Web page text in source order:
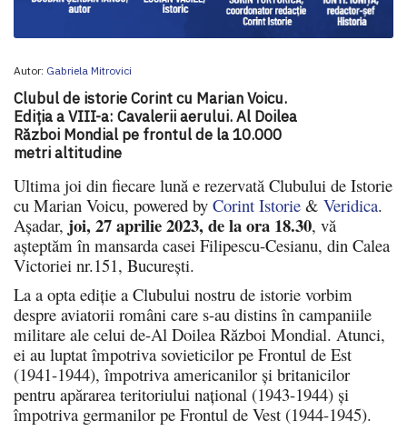
Autor: Gabriela Mitrovici
Clubul de istorie Corint cu Marian Voicu.
Ediția a VIII-a: Cavalerii aerului. Al Doilea
Război Mondial pe frontul de la 10.000
metri altitudine
Ultima joi din fiecare lună e rezervată Clubului de Istorie
cu Marian Voicu, powered by Corint Istorie & Veridica.
Așadar, joi, 27 aprilie 2023, de la ora 18.30, vă
așteptăm în mansarda casei Filipescu-Cesianu, din Calea
Victoriei nr.151, București.
La a opta ediție a Clubului nostru de istorie vorbim
despre aviatorii români care s-au distins în campaniile
militare ale celui de-Al Doilea Război Mondial. Atunci,
ei au luptat împotriva sovieticilor pe Frontul de Est
(1941-1944), împotriva americanilor și britanicilor
pentru apărarea teritoriului național (1943-1944) și
împotriva germanilor pe Frontul de Vest (1944-1945).